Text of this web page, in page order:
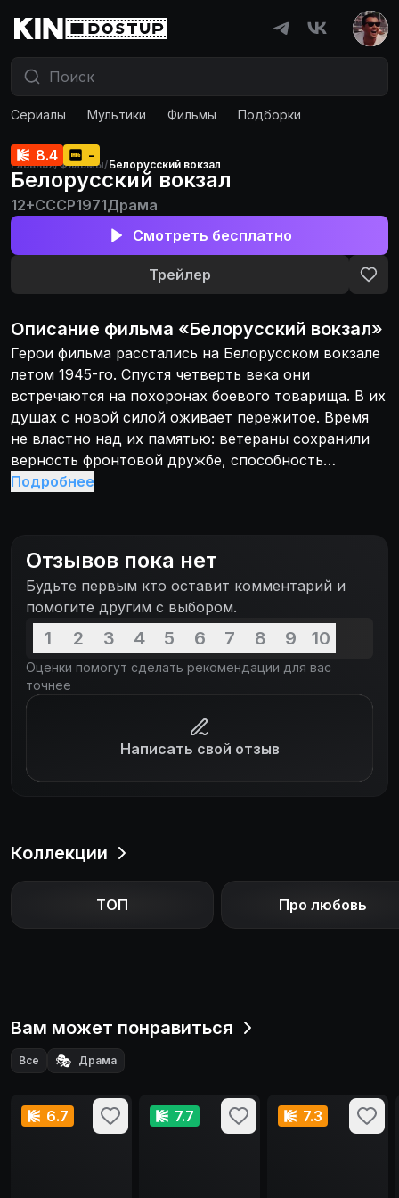
Сериалы Мультики Фильмы Подборки
Главная/Фильмы/Белорусский вокзал
8.4 -
Белорусский вокзал
12+СССР1971Драма
Смотреть бесплатно
Трейлер
Описание фильма «Белорусский вокзал»
Герои фильма расстались на Белорусском вокзале
летом 1945-го. Спустя четверть века они
встречаются на похоронах боевого товарища. В их
душах с новой силой оживает пережитое. Время
не властно над их памятью: ветераны сохранили
верность фронтовой дружбе, способность
жертвовать собой, неистребимую любовь к жизни.
Подробнее
Отзывов пока нет
Будьте первым кто оставит комментарий и
помогите другим с выбором.
1 2 3 4 5 6 7 8 9 10
Оценки помогут сделать рекомендации для вас
точнее
Написать свой отзыв
Коллекции
ТОП Про любовь
Вам может понравиться
Все 🎭 Драма
6.7 7.7 7.3